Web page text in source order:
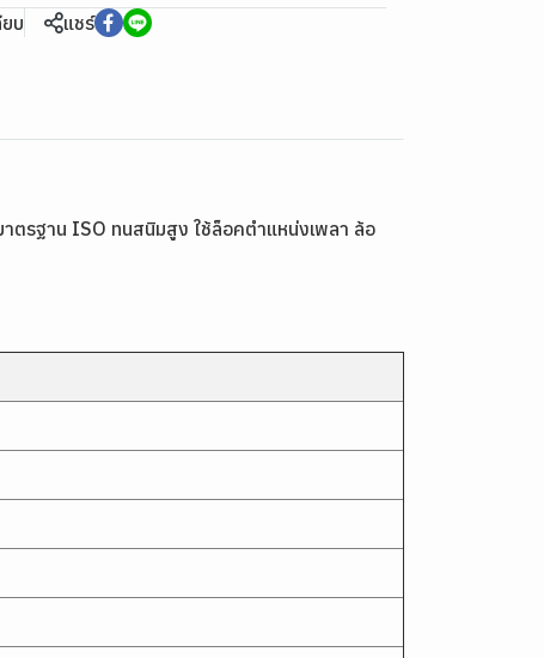
ยบ แชร์
ตรฐาน ISO ทนสนิมสูง ใช้ล็อคตำแหน่งเพลา ล้อ